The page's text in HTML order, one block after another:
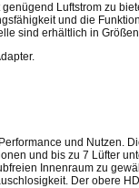
Luftstrom zu
und die
sind erhältlich in
und Nutzen.
und bis zu 7 Lüfter
Innenraum zu
Der obere